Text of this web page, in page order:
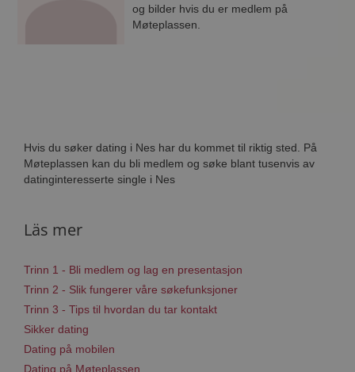
og bilder hvis du er medlem på
Møteplassen.
Hvis du søker dating i Nes har du kommet til riktig sted. På
Møteplassen kan du bli medlem og søke blant tusenvis av
datinginteresserte single i Nes
Läs mer
Trinn 1 - Bli medlem og lag en presentasjon
Trinn 2 - Slik fungerer våre søkefunksjoner
Trinn 3 - Tips til hvordan du tar kontakt
Sikker dating
Dating på mobilen
Dating på Møteplassen